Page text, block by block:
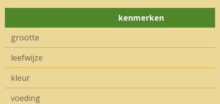
kenmerken
grootte
leefwijze
kleur
voeding